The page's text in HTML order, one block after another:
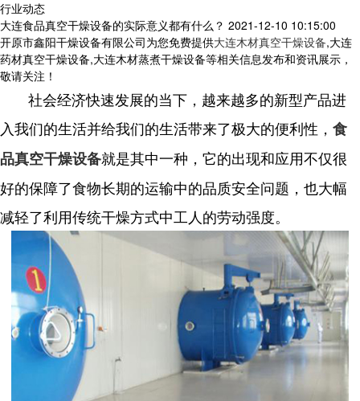
行业动态
大连食品真空干燥设备的实际意义都有什么？ 2021-12-10 10:15:00
开原市鑫阳干燥设备有限公司为您免费提供大连木材真空干燥设备,大连
药材真空干燥设备,大连木材蒸煮干燥设备等相关信息发布和资讯展示，
敬请关注！
社会经济快速发展的当下，越来越多的新型产品进
入我们的生活并给我们的生活带来了极大的便利性， 食
品真空干燥设备就是其中一种，它的出现和应用不仅很
好的保障了食物长期的运输中的品质安全问题，也大幅
减轻了利用传统干燥方式中工人的劳动强度。